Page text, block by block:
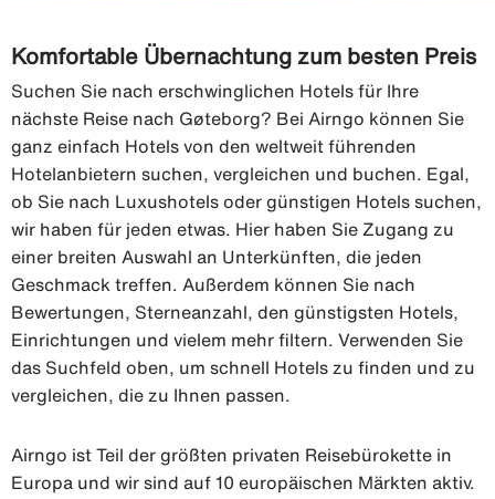
Komfortable Übernachtung zum besten Preis
Suchen Sie nach erschwinglichen Hotels für Ihre
nächste Reise nach Gøteborg? Bei Airngo können Sie
ganz einfach Hotels von den weltweit führenden
Hotelanbietern suchen, vergleichen und buchen. Egal,
ob Sie nach Luxushotels oder günstigen Hotels suchen,
wir haben für jeden etwas. Hier haben Sie Zugang zu
einer breiten Auswahl an Unterkünften, die jeden
Geschmack treffen. Außerdem können Sie nach
Bewertungen, Sterneanzahl, den günstigsten Hotels,
Einrichtungen und vielem mehr filtern. Verwenden Sie
das Suchfeld oben, um schnell Hotels zu finden und zu
vergleichen, die zu Ihnen passen.
Airngo ist Teil der größten privaten Reisebürokette in
Europa und wir sind auf 10 europäischen Märkten aktiv.